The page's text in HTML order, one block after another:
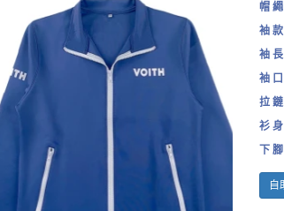
帽 繩
袖 款
袖 長
袖 口
拉 鏈
衫 身
下
自